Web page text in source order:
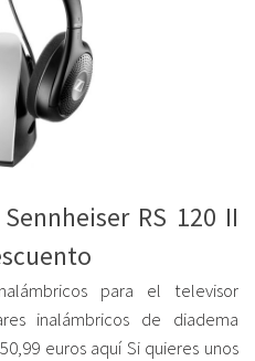
RS 120 II
para el televisor
inalámbricos de diadema
euros aquí Si quieres unos